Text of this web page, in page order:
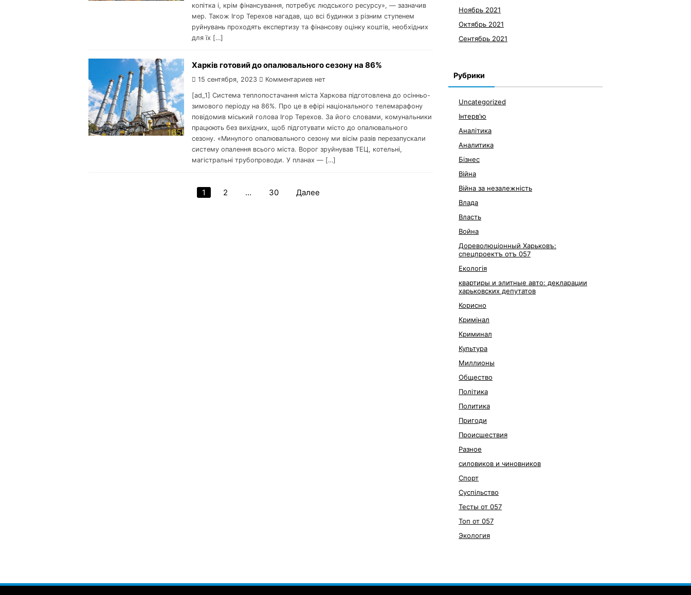
копітка і, крім фінансування, потребує людського ресурсу», — зазначив
мер. Також Ігор Терехов нагадав, що всі будинки з різним ступенем
руйнувань проходять експертизу та фінансову оцінку коштів, необхідних
для їх […]
Харків готовий до опалювального сезону на 86%
15 сентября, 2023 Комментариев нет
[ad_1] Система теплопостачання міста Харкова підготовлена до осінньо-
зимового періоду на 86%. Про це в ефірі національного телемарафону
повідомив міський голова Ігор Терехов. За його словами, комунальники
працюють без вихідних, щоб підготувати місто до опалювального
сезону. «Минулого опалювального сезону ми вісім разів перезапускали
систему опалення всього міста. Ворог зруйнував ТЕЦ, котельні,
магістральні трубопроводи. У планах — […]
Навигация
1 2 … 30 Далее
Ноябрь 2021
Октябрь 2021
Сентябрь 2021
Рубрики
Uncategorized
Інтерв'ю
Аналітика
Аналитика
Бізнес
Війна
Війна за незалежність
Влада
Власть
Война
Дореволюціонный Харьковъ:
спецпроектъ отъ 057
Екологія
квартиры и элитные авто: декларации
харьковских депутатов
Корисно
Кримінал
Криминал
Культура
Миллионы
Общество
Політика
Политика
Пригоди
Происшествия
Разное
силовиков и чиновников
Спорт
Суспільство
Тесты от 057
Топ от 057
Экология